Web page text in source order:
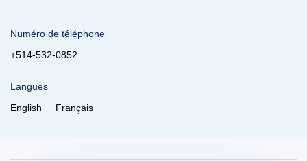
Numéro de téléphone
+514-532-0852
Langues
English
Français